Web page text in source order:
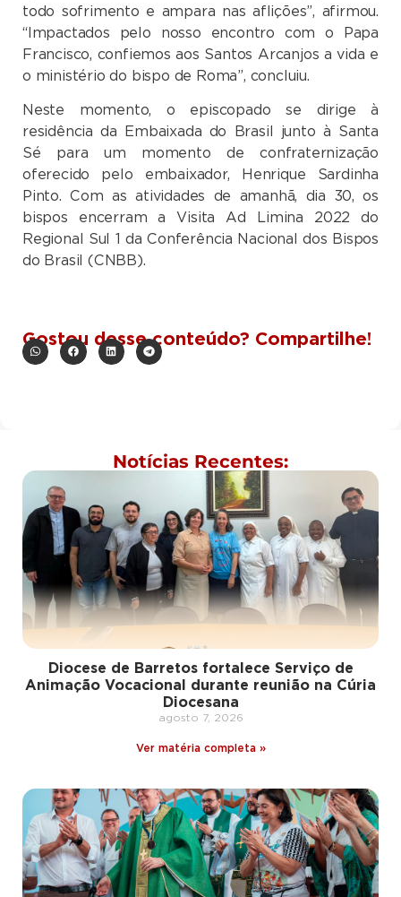
todo sofrimento e ampara nas aflições”, afirmou.
“Impactados pelo nosso encontro com o Papa
Francisco, confiemos aos Santos Arcanjos a vida e
o ministério do bispo de Roma”, concluiu.
Neste momento, o episcopado se dirige à
residência da Embaixada do Brasil junto à Santa
Sé para um momento de confraternização
oferecido pelo embaixador, Henrique Sardinha
Pinto. Com as atividades de amanhã, dia 30, os
bispos encerram a Visita Ad Limina 2022 do
Regional Sul 1 da Conferência Nacional dos Bispos
do Brasil (CNBB).
Gostou desse conteúdo? Compartilhe!
Notícias Recentes:
Diocese de Barretos fortalece Serviço de
Animação Vocacional durante reunião na Cúria
Diocesana
agosto 7, 2026
Ver matéria completa »